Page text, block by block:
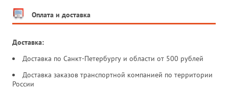
Оплата и доставка
Доставка:
Доставка по Санкт-Петербургу и области от 500 рублей
Доставка заказов транспортной компанией по территории
России